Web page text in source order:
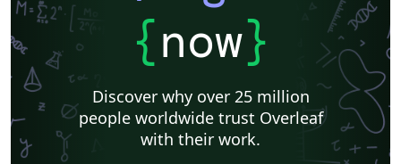
{now}
Discover why over 25 million
people worldwide trust Overleaf
with their work.